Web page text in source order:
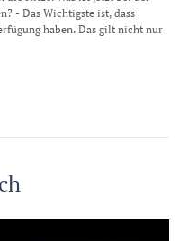
- Das Wichtigste ist, dass
haben. Das gilt nicht nur